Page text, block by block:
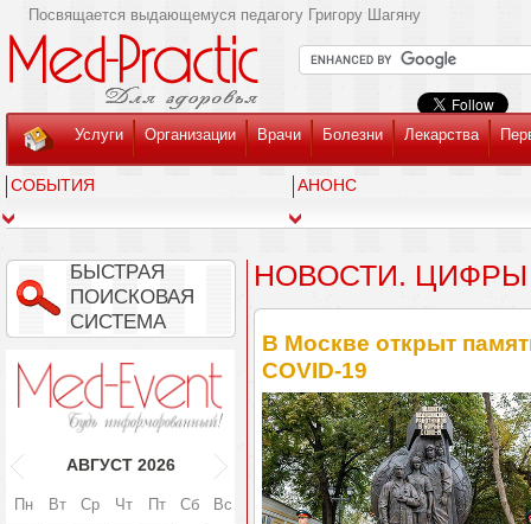
Посвящается выдающемуся педагогу Григору Шагяну
Услуги Организации Врачи Болезни Лекарства
СОБЫТИЯ АНОНС
БЫСТРАЯ
ПОИСКОВАЯ
СИСТЕМА
АВГУСТ 2026
Пн Вт Ср Чт Пт Сб
Вс
НОВОСТИ.
В Москве открыт
COVID-19